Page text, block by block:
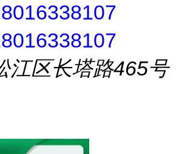
江区长塔路465号